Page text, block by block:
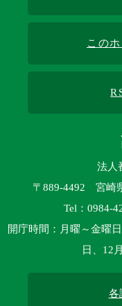
この
法人
〒889-4492 宮崎
Tel：0984-
開庁時間：月曜～金曜
日、12
各